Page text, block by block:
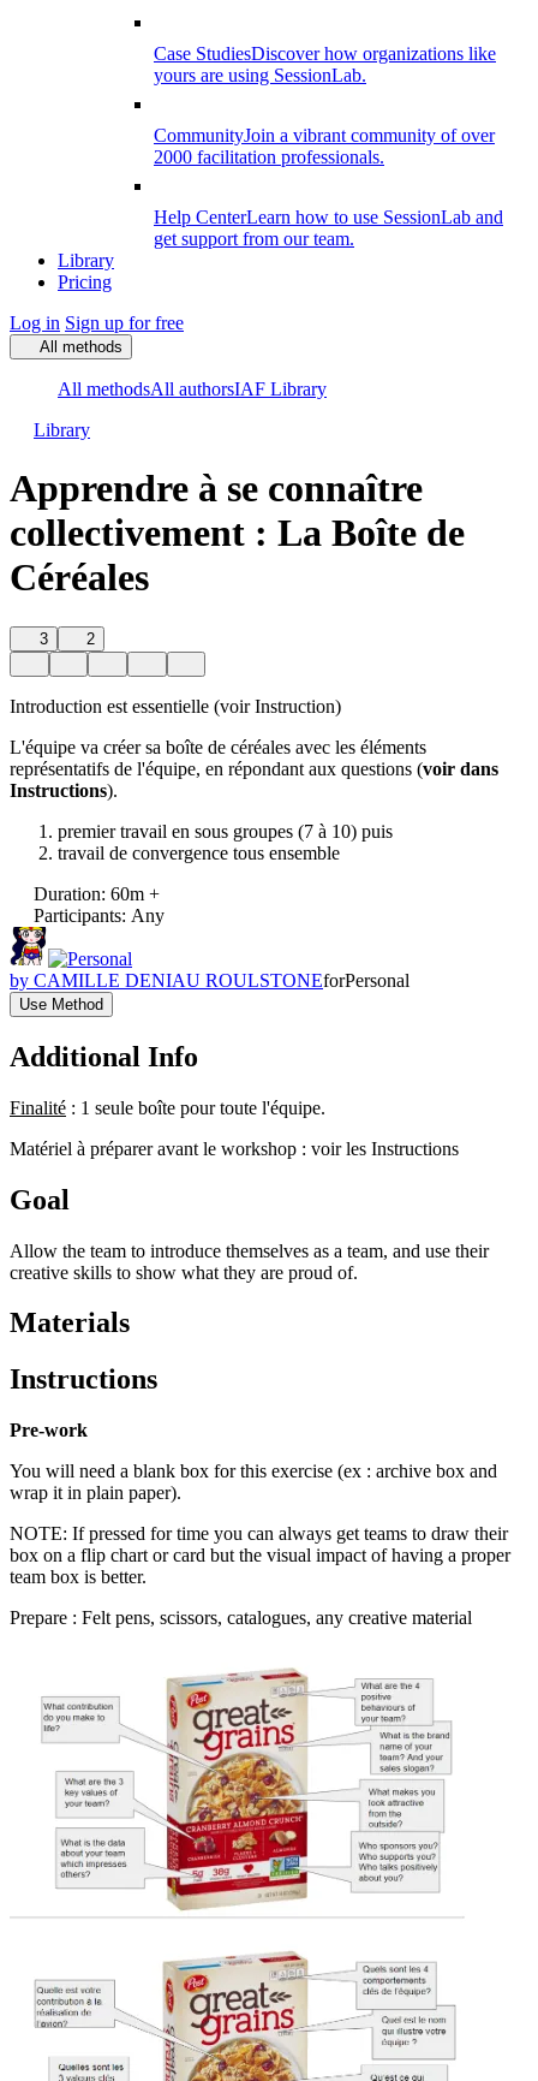
Case StudiesDiscover how organizations like
yours are using SessionLab.
CommunityJoin a vibrant community of over
2000 facilitation professionals.
Help CenterLearn how to use SessionLab and
get support from our team.
Library
Pricing
Log in Sign up for free
All methods
All methodsAll authorsIAF Library
Library
Apprendre à se connaître
collectivement : La Boîte de
Céréales
3 2
Introduction est essentielle (voir Instruction)
L'équipe va créer sa boîte de céréales avec les éléments
représentatifs de l'équipe, en répondant aux questions (voir dans
Instructions).
premier travail en sous groupes (7 à 10) puis
travail de convergence tous ensemble
Duration: 60m +
Participants: Any
by CAMILLE DENIAU ROULSTONEforPersonal
Use Method
Additional Info
Finalité : 1 seule boîte pour toute l'équipe.
Matériel à préparer avant le workshop : voir les Instructions
Goal
Allow the team to introduce themselves as a team, and use their
creative skills to show what they are proud of.
Materials
Instructions
Pre-work
You will need a blank box for this exercise (ex : archive box and
wrap it in plain paper).
NOTE: If pressed for time you can always get teams to draw their
box on a flip chart or card but the visual impact of having a proper
team box is better.
Prepare : Felt pens, scissors, catalogues, any creative material